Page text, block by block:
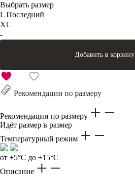
Выбрать размер
L Последний
XL
-
Добавить в корзину
Рекомендации по размеру
Рекомендации по размеру
Идёт размер в размер
Температурный режим
от +5°C до +15°C
Описание